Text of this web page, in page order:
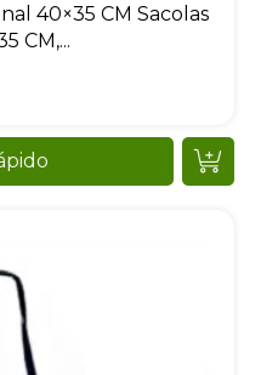
40×35 CM Sacolas
CM,...